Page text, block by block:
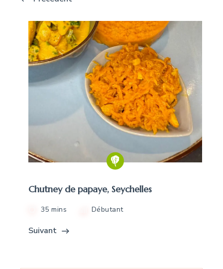
Chutney de papaye, Seychelles
35 mins Débutant
Suivant